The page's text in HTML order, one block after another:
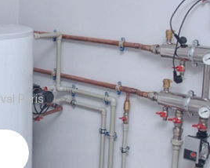
Paris